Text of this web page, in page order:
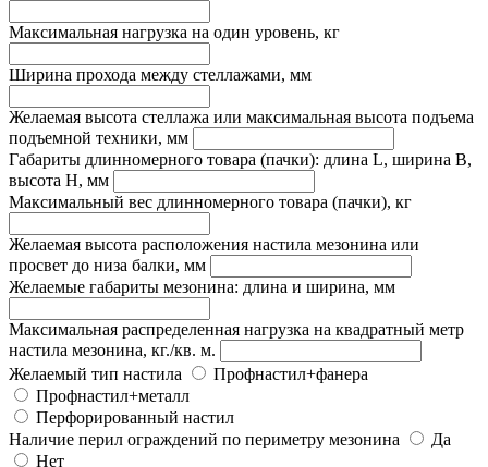
Максимальная нагрузка на один уровень, кг
Ширина прохода между стеллажами, мм
Желаемая высота стеллажа или максимальная высота подъема
подъемной техники, мм
Габариты длинномерного товара (пачки): длина L, ширина B,
высота H, мм
Максимальный вес длинномерного товара (пачки), кг
Желаемая высота расположения настила мезонина или
просвет до низа балки, мм
Желаемые габариты мезонина: длина и ширина, мм
Максимальная распределенная нагрузка на квадратный метр
настила мезонина, кг./кв. м.
Желаемый тип настила
Профнастил+фанера
Профнастил+металл
Перфорированный настил
Наличие перил ограждений по периметру мезонина
Да
Нет